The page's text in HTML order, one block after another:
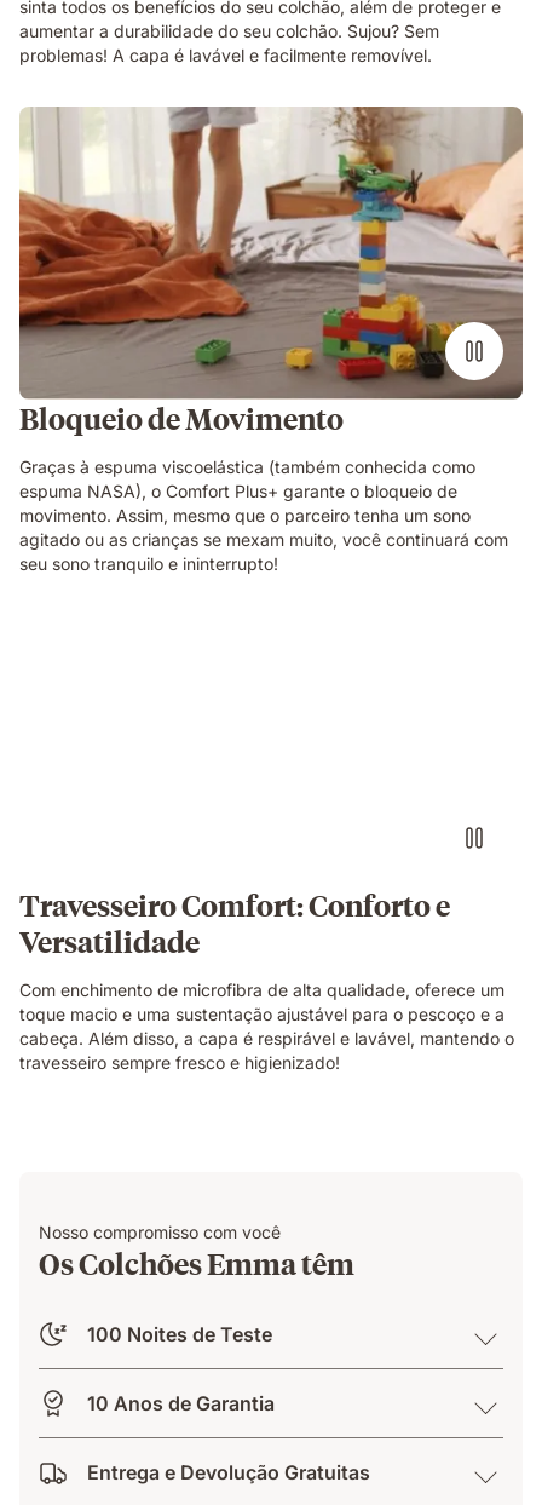
sinta todos os benefícios do seu colchão, além de proteger e
aumentar a durabilidade do seu colchão. Sujou? Sem
problemas! A capa é lavável e facilmente removível.
Bloqueio de Movimento
Graças à espuma viscoelástica (também conhecida como
espuma NASA), o Comfort Plus+ garante o bloqueio de
movimento. Assim, mesmo que o parceiro tenha um sono
agitado ou as crianças se mexam muito, você continuará com
seu sono tranquilo e ininterrupto!
Travesseiro Comfort: Conforto e
Versatilidade
Com enchimento de microfibra de alta qualidade, oferece um
toque macio e uma sustentação ajustável para o pescoço e a
cabeça. Além disso, a capa é respirável e lavável, mantendo o
travesseiro sempre fresco e higienizado!
Nosso compromisso com você
Os Colchões Emma têm
100 Noites de Teste
10 Anos de Garantia
Entrega e Devolução Gratuitas